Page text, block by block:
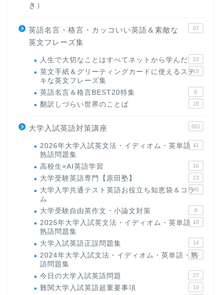
き）
英語名言・格言・カッコいい英語＆素敵な
英文フレーズ集
67
人生で大切なことはすべてネットから学んだ 23
英文手紙＆グリーティングカードに使えるステ
キな英文フレーズ集
19
英語名言＆格言BEST20特集 6
翻訳しづらい世界のことば 18
大学入試英語対策講座 661
2026年大学入試英文法・イディオム・英単語・
熟語問題集
11
高校生×AI英語学習 16
大学受験英語専門【原田塾】 13
大学入学共通テスト英語お役立ち知恵袋＆コラ
ム
45
大学受験自由英作文・小論文対策 8
2025年大学入試英文法・イディオム・英単語・
熟語問題集
18
大学入試英語正誤問題集 14
2024年大学入試文法・イディオム・英単語・熟
語問題集
15
今日の大学入試英語問題 27
難関大学入試英語超重要事項 19